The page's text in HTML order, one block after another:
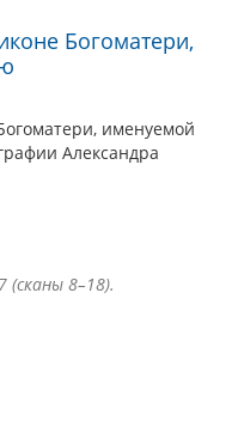
Богоматери,
именуемой
Александра
(сканы 8–18).